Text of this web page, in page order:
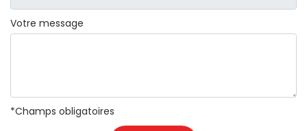
Votre message
*Champs obligatoires